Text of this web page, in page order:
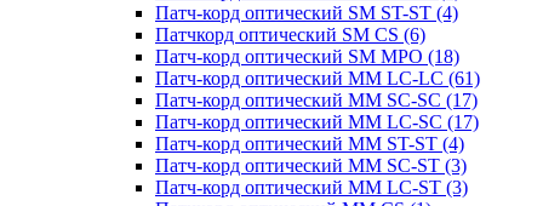
Патч-корд оптический SM ST-ST (4)
Патчкорд оптический SM CS (6)
Патч-корд оптический SM MPO (18)
Патч-корд оптический MM LC-LC (61)
Патч-корд оптический MM SC-SC (17)
Патч-корд оптический MM LC-SC (17)
Патч-корд оптический MM ST-ST (4)
Патч-корд оптический MM SC-ST (3)
Патч-корд оптический MM LC-ST (3)